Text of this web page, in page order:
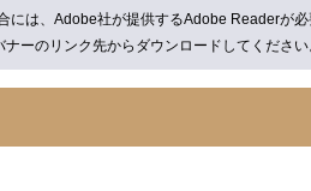
には、Adobe社が提供するAdobe Readerが必
ーのリンク先からダウンロードしてください